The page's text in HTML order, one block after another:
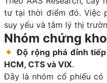
tư tại thời điểm đó. Việc
suy yếu và tâm lý thị
Nhóm chứng
Độ rộng phá đỉnh
HCM, CTS và VIX.
Đây là nhóm cổ phiếu có